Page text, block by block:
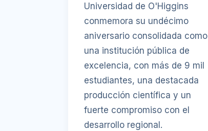
Universidad de O'Higgins
conmemora su undécimo
aniversario consolidada como
una institución pública de
excelencia, con más de 9 mil
estudiantes, una destacada
producción científica y un
fuerte compromiso con el
desarrollo regional.